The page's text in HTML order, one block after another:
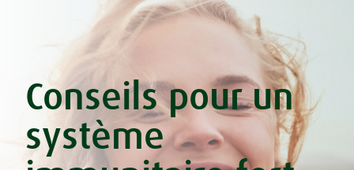
Conseils pour un
système